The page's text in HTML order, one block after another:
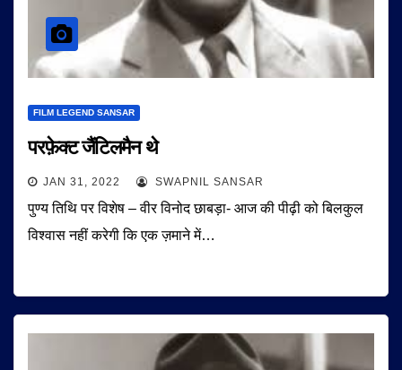
FILM LEGEND SANSAR
परफ़ेक्ट जैंटिलमैन थे
JAN 31, 2022 SWAPNIL SANSAR
पुण्य तिथि पर विशेष – वीर विनोद छाबड़ा- आज की पीढ़ी को बिलकुल
विश्वास नहीं करेगी कि एक ज़माने में…